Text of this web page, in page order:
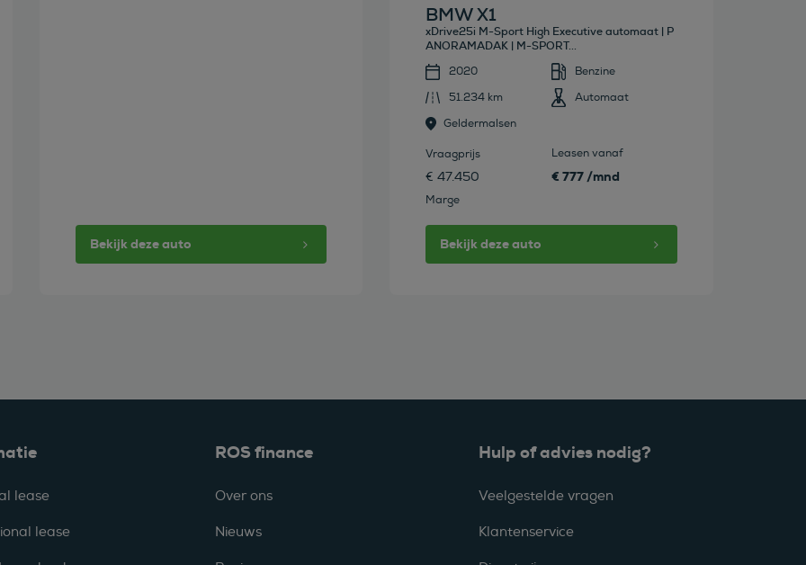
Bekijk deze auto
BMW X1
xDrive25i M-Sport High Executive automaat | P
ANORAMADAK | M-SPORT...
2020
Benzine
51.234 km
Automaat
Geldermalsen
Vraagprijs
€ 47.450
Marge
Leasen vanaf
€ 777 /mnd
Bekijk deze auto
lease
lease
ROS finance
Over ons
Nieuws
Hulp of advies nodig?
Veelgestelde vragen
Klantenservice